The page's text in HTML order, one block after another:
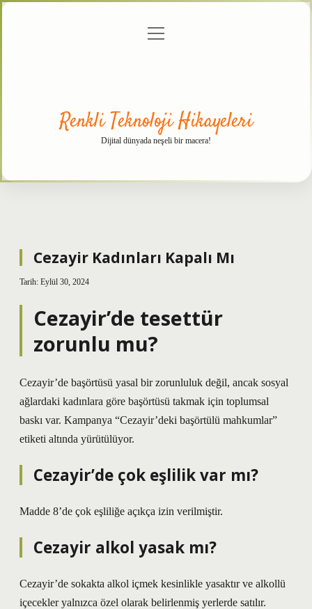
menüyü
Renkli Teknoloji Hikayeleri
Dijital dünyada neşeli bir macera!
Cezayir Kadınları Kapalı Mı
Tarih: Eylül 30, 2024
Cezayir’de tesettür
zorunlu mu?
Cezayir’de başörtüsü yasal bir zorunluluk değil, ancak sosyal
ağlardaki kadınlara göre başörtüsü takmak için toplumsal
baskı var. Kampanya “Cezayir’deki başörtülü mahkumlar”
etiketi altında yürütülüyor.
Cezayir’de çok eşlilik var mı?
Madde 8’de çok eşliliğe açıkça izin verilmiştir.
Cezayir alkol yasak mı?
Cezayir’de sokakta alkol içmek kesinlikle yasaktır ve alkollü
içecekler yalnızca özel olarak belirlenmiş yerlerde satılır.